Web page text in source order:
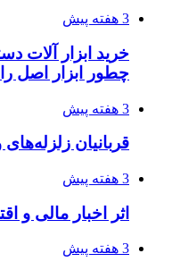
دردسرساز شد
4 هفته پیش
چرا انتخاب
پروژه را تعیین
4 هفته پیش
تفکر «تساوی»
فدراسیون نگاهش